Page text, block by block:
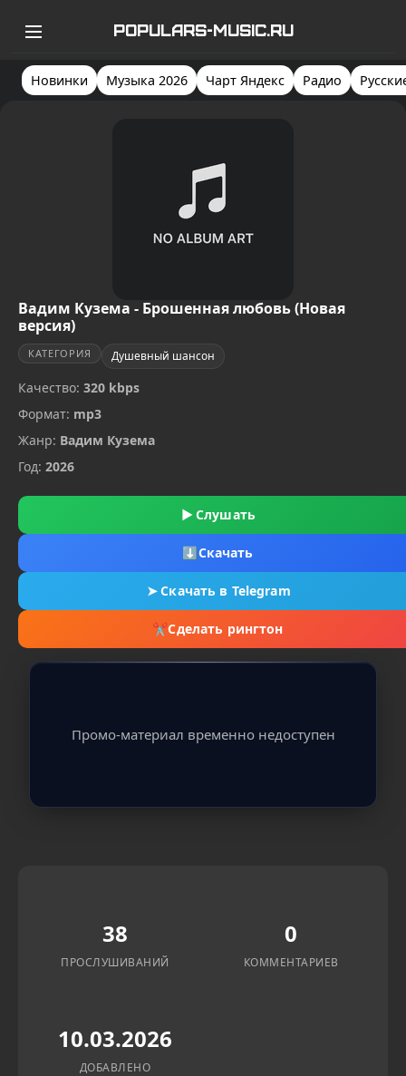
POPULARS-MUSIC.RU
Новинки Музыка 2026 Чарт Яндекс Радио
Вадим Кузема - Брошенная любовь (Новая
версия)
КАТЕГОРИЯ Душевный шансон
Качество: 320 kbps
Формат: mp3
Жанр: Вадим Кузема
Год: 2026
▶ Слушать
⬇Скачать
➤Скачать в Telegram
✂Сделать рингтон
Промо-материал временно недоступен
38
ПРОСЛУШИВАНИЙ
0
КОММЕНТАРИЕВ
10.03.2026
ДОБАВЛЕНО